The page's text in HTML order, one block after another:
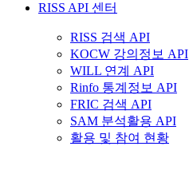
RISS API 센터
RISS 검색 API
KOCW 강의정보 API
WILL 연계 API
Rinfo 통계정보 API
FRIC 검색 API
SAM 분석활용 API
활용 및 참여 현황